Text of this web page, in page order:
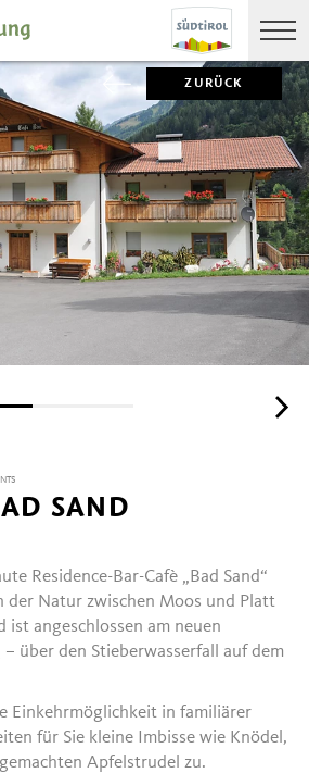
ZURÜCK
SAND
Residence-Bar-Cafè „Bad Sand“
der Natur zwischen Moos und Platt
ist angeschlossen am neuen
– über den Stieberwasserfall auf dem
Einkehrmöglichkeit in familiärer
für Sie kleine Imbisse wie Knödel,
Apfelstrudel zu.